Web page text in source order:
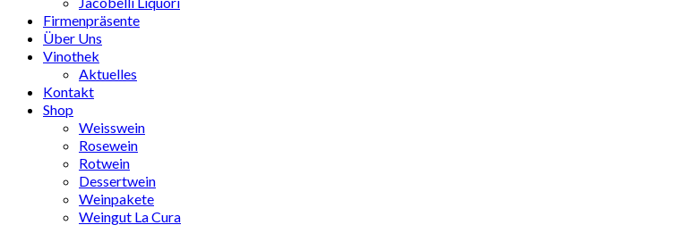
Firmenpräsente
Über Uns
Vinothek
Aktuelles
Kontakt
Shop
Weisswein
Rosewein
Rotwein
Dessertwein
Weinpakete
Weingut La Cura